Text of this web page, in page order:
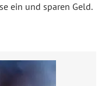
ein und sparen Geld.